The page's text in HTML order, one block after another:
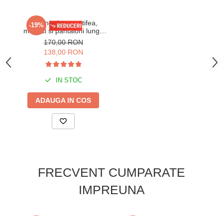
-19%
Trening dama catifea,
maneci si pantaloni lungi,
cu dunga laterala Queen,
albastru, marime S/M
170,00 RON
138,00 RON
IN STOC
ADAUGA IN COS
FRECVENT CUMPARATE
IMPREUNA